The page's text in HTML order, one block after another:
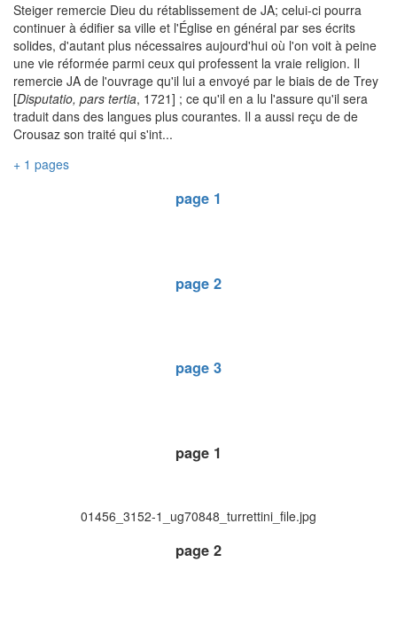
Steiger remercie Dieu du rétablissement de JA; celui-ci pourra
continuer à édifier sa ville et l'Église en général par ses écrits
solides, d'autant plus nécessaires aujourd'hui où l'on voit à peine
une vie réformée parmi ceux qui professent la vraie religion. Il
remercie JA de l'ouvrage qu'il lui a envoyé par le biais de de Trey
[Disputatio, pars tertia, 1721] ; ce qu'il en a lu l'assure qu'il sera
traduit dans des langues plus courantes. Il a aussi reçu de de
Crousaz son traité qui s'int...
+ 1 pages
page 1
page 2
page 3
page 1
01456_3152-1_ug70848_turrettini_file.jpg
page 2